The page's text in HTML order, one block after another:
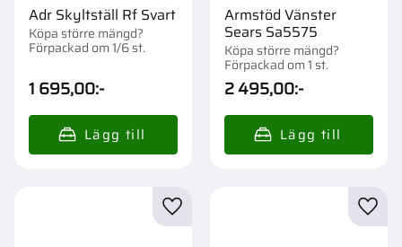
Adr Skyltställ Rf Svart
Köpa större mängd?
Förpackad om 1/6 st.
1 695,00:-
Armstöd Vänster
Sears Sa5575
Köpa större mängd?
Förpackad om 1 st.
2 495,00:-
Lägg till i favoriter